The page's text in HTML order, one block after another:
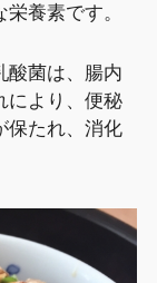
養素です。
酸菌は、腸内
により、便秘
保たれ、消化